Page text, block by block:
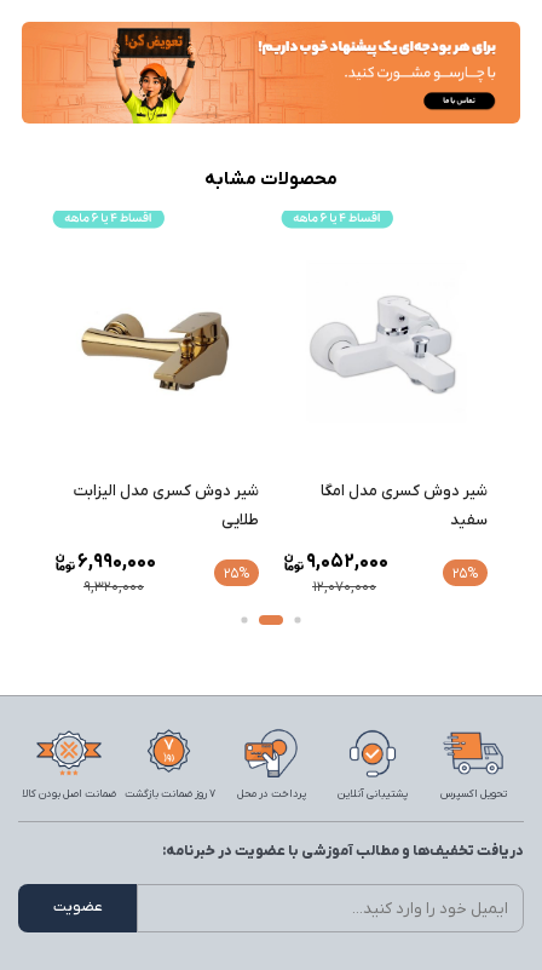
محصولات مشابه
شیر دوش کسری مدل امگا
سفید
25%
12,070,000
9,052,000
شیر دوش کسری مدل الیزابت
طلایی
25%
9,320,000
6,990,000
تحویل اکسپرس پشتیبانی آنلاین پرداخت در محل 7 روز ضمانت بازگشت ضمانت اصل بودن کالا
دریافت تخفیف‌ها و مطالب آموزشی با عضویت در خبرنامه: